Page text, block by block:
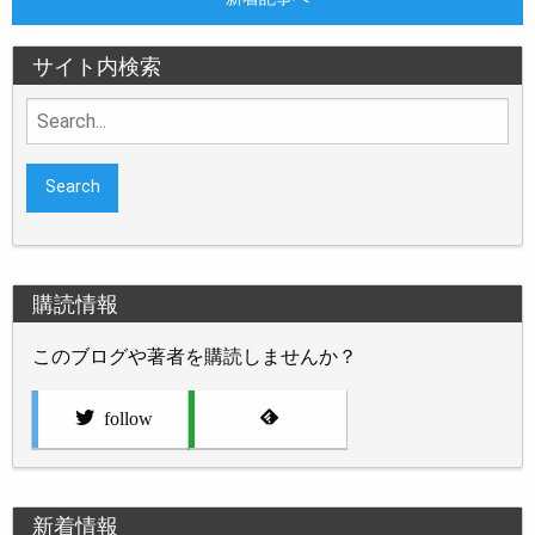
サイト内検索
Search
for:
購読情報
このブログや著者を購読しませんか？
follow
新着情報